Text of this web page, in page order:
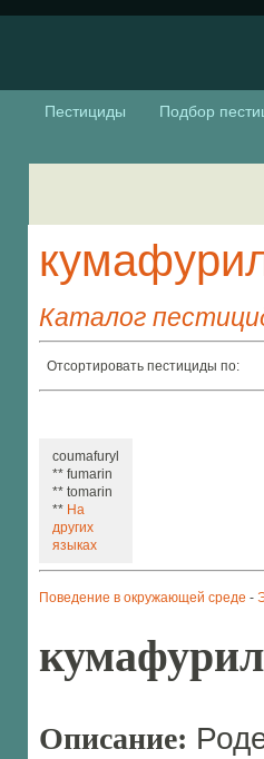
Пестициды Подбор
Каталог
Отсортировать пестициды по:
coumafuryl
** fumarin
** tomarin
** На
других
языках
Поведение в окружающей среде -
Описание: